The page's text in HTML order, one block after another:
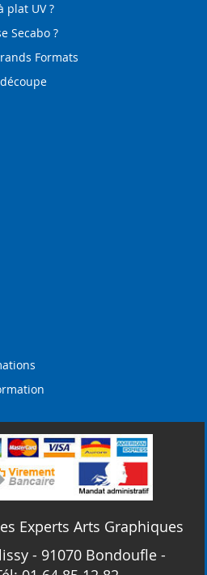
plat UV ?
Secabo ?
Formats
Experts Arts Graphiques
- 91070 Bondoufle -